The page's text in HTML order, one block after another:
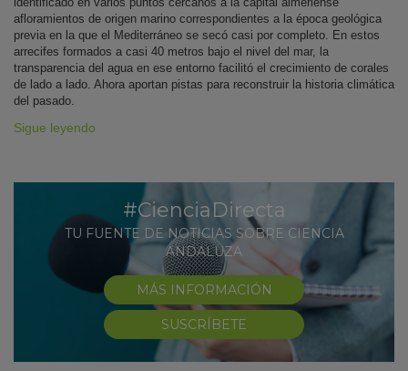
afloramientos de origen marino correspondientes a la época geológica
previa en la que el Mediterráneo se secó casi por completo. En estos
arrecifes formados a casi 40 metros bajo el nivel del mar, la
transparencia del agua en ese entorno facilitó el crecimiento de corales
de lado a lado. Ahora aportan pistas para reconstruir la historia climática
del pasado.
Sigue leyendo
#CienciaDirecta
TU FUENTE DE NOTICIAS SOBRE CIENCIA
ANDALUZA
MÁS INFORMACIÓN
SUSCRÍBETE